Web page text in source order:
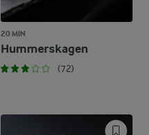
20 MIN
Hummerskagen
(72)